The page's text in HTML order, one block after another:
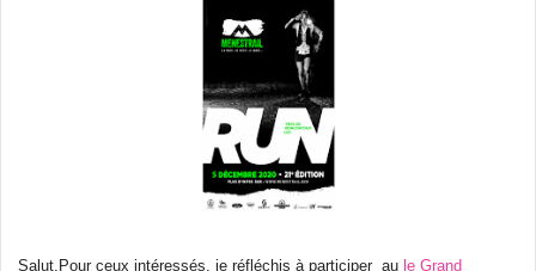
Salut, Pour ceux intéressés, je réfléchis à participer au le Grand